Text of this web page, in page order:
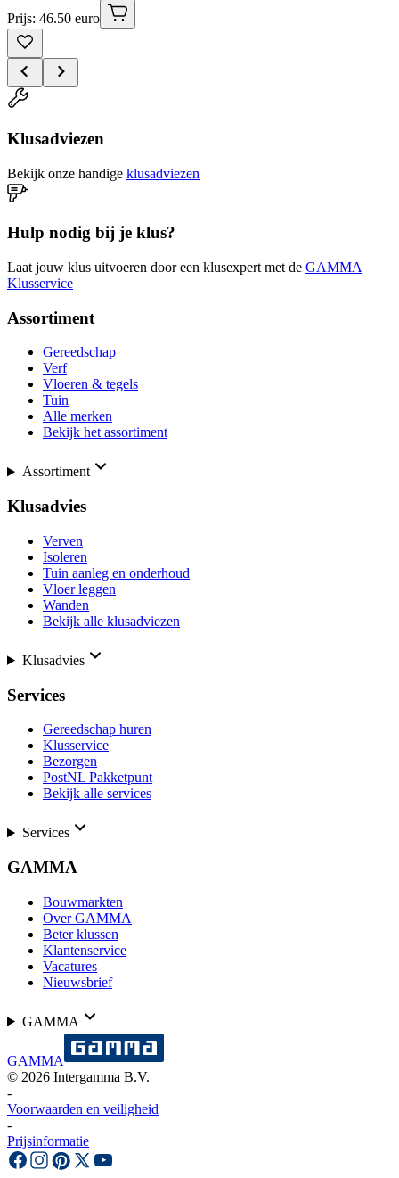
Prijs: 46.50 euro
Klusadviezen
Bekijk onze handige klusadviezen
Hulp nodig bij je klus?
Laat jouw klus uitvoeren door een klusexpert met de GAMMA
Klusservice
Assortiment
Gereedschap
Verf
Vloeren & tegels
Tuin
Alle merken
Bekijk het assortiment
Assortiment
Klusadvies
Verven
Isoleren
Tuin aanleg en onderhoud
Vloer leggen
Wanden
Bekijk alle klusadviezen
Klusadvies
Services
Gereedschap huren
Klusservice
Bezorgen
PostNL Pakketpunt
Bekijk alle services
Services
GAMMA
Bouwmarkten
Over GAMMA
Beter klussen
Klantenservice
Vacatures
Nieuwsbrief
GAMMA
GAMMA
© 2026 Intergamma B.V.
-
Voorwaarden en veiligheid
-
Prijsinformatie